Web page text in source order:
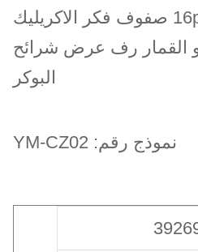
اسم العنصر: 16pcs 2 صفوف فكر الاكريليك
القمار رف عرض شرائح
البوكر
نموذج رقم: YM-CZ02